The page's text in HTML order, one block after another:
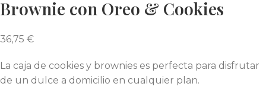
Brownie con Oreo & Cookies
36,75 €
La caja de cookies y brownies es perfecta para disfrutar
de un dulce a domicilio en cualquier plan.